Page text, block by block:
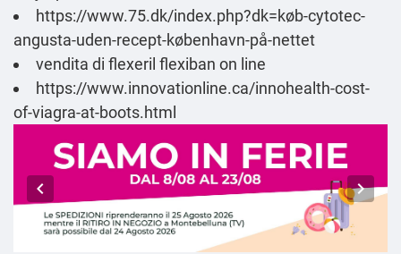
https://www.75.dk/index.php?dk=køb-cytotec-
angusta-uden-recept-københavn-på-nettet
vendita di flexeril flexiban on line
https://www.innovationline.ca/innohealth-cost-
of-viagra-at-boots.html